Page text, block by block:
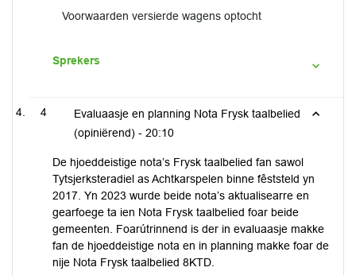
Voorwaarden versierde wagens optocht
Sprekers
4
Evaluaasje en planning Nota Frysk taalbelied
(opiniërend) - 20:10
De hjoeddeistige nota’s Frysk taalbelied fan sawol
Tytsjerksteradiel as Achtkarspelen binne fêststeld yn
2017. Yn 2023 wurde beide nota’s aktualisearre en
gearfoege ta ien Nota Frysk taalbelied foar beide
gemeenten. Foarútrinnend is der in evaluaasje makke
fan de hjoeddeistige nota en in planning makke foar de
nije Nota Frysk taalbelied 8KTD.